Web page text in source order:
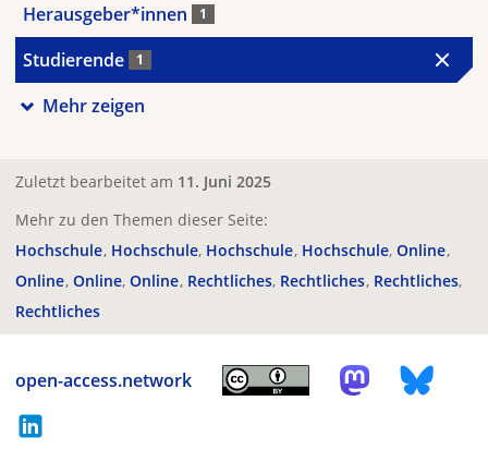
Herausgeber*innen 1
Studierende 1
Mehr zeigen
Zuletzt bearbeitet am 11. Juni 2025
Mehr zu den Themen dieser Seite:
Hochschule Hochschule Hochschule Hochschule Online
Online Online Online Rechtliches Rechtliches Rechtliches
Rechtliches
open-access.network